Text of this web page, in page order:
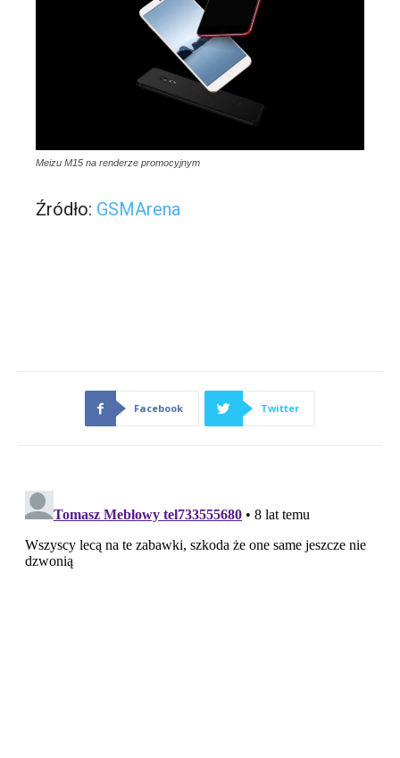
Meizu M15 na renderze promocyjnym
Źródło: GSMArena
Facebook Twitter